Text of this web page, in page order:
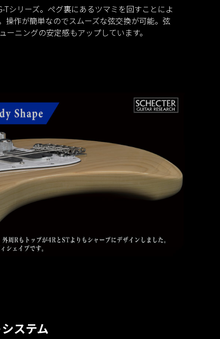
シリーズ。ペグ裏にあるツマミを回すことによ
操作が簡単なのでスムーズな弦交換が可能。弦
ーニングの安定感もアップしています。
ステム